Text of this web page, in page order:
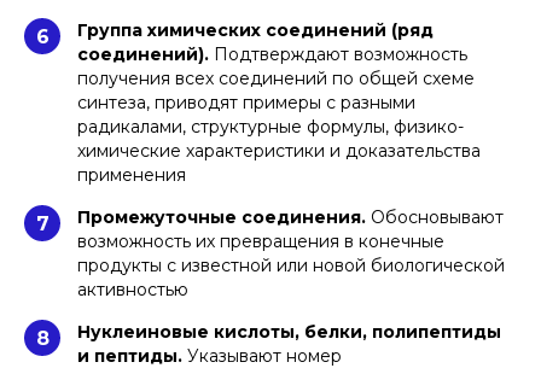
6
Группа химических соединений (ряд
соединений). Подтверждают возможность
получения всех соединений по общей схеме
синтеза, приводят примеры с разными
радикалами, структурные формулы, физико-
химические характеристики и доказательства
применения
7 Промежуточные соединения. Обосновывают
возможность их превращения в конечные
продукты с известной или новой биологической
активностью
8
Нуклеиновые кислоты, белки, полипептиды
и пептиды. Указывают номер